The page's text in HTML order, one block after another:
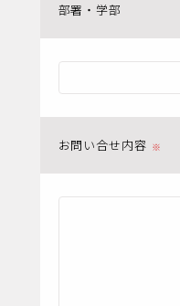
部署・学部
お問い合せ内容